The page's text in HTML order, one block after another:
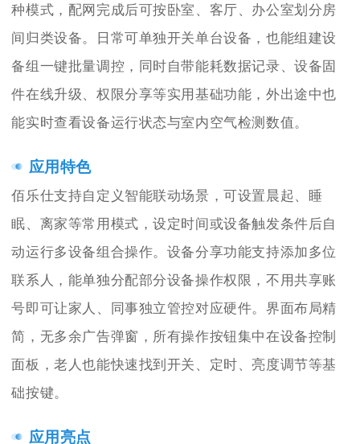
种模式，配网完成后可按卧室、客厅、办公室划分房
间归类设备。日常可单独开关单台设备，也能组建设
备组一键批量调控，同时自带能耗数据记录、设备固
件在线升级、权限分享等实用基础功能，外出途中也
能实时查看设备运行状态与室内空气检测数值。
应用特色
佰乐仕支持自定义智能联动场景，可设置晨起、睡
眠、离家等常用模式，设定时间或设备触发条件后自
动运行多设备组合操作。设备分享功能支持添加多位
联系人，能单独分配部分设备操作权限，不用共享账
号即可让家人、同事独立管控对应硬件。界面布局精
简，无多余广告弹窗，所有操作按钮集中在设备控制
面板，老人也能快速找到开关、定时、亮度调节等基
础按键。
应用亮点